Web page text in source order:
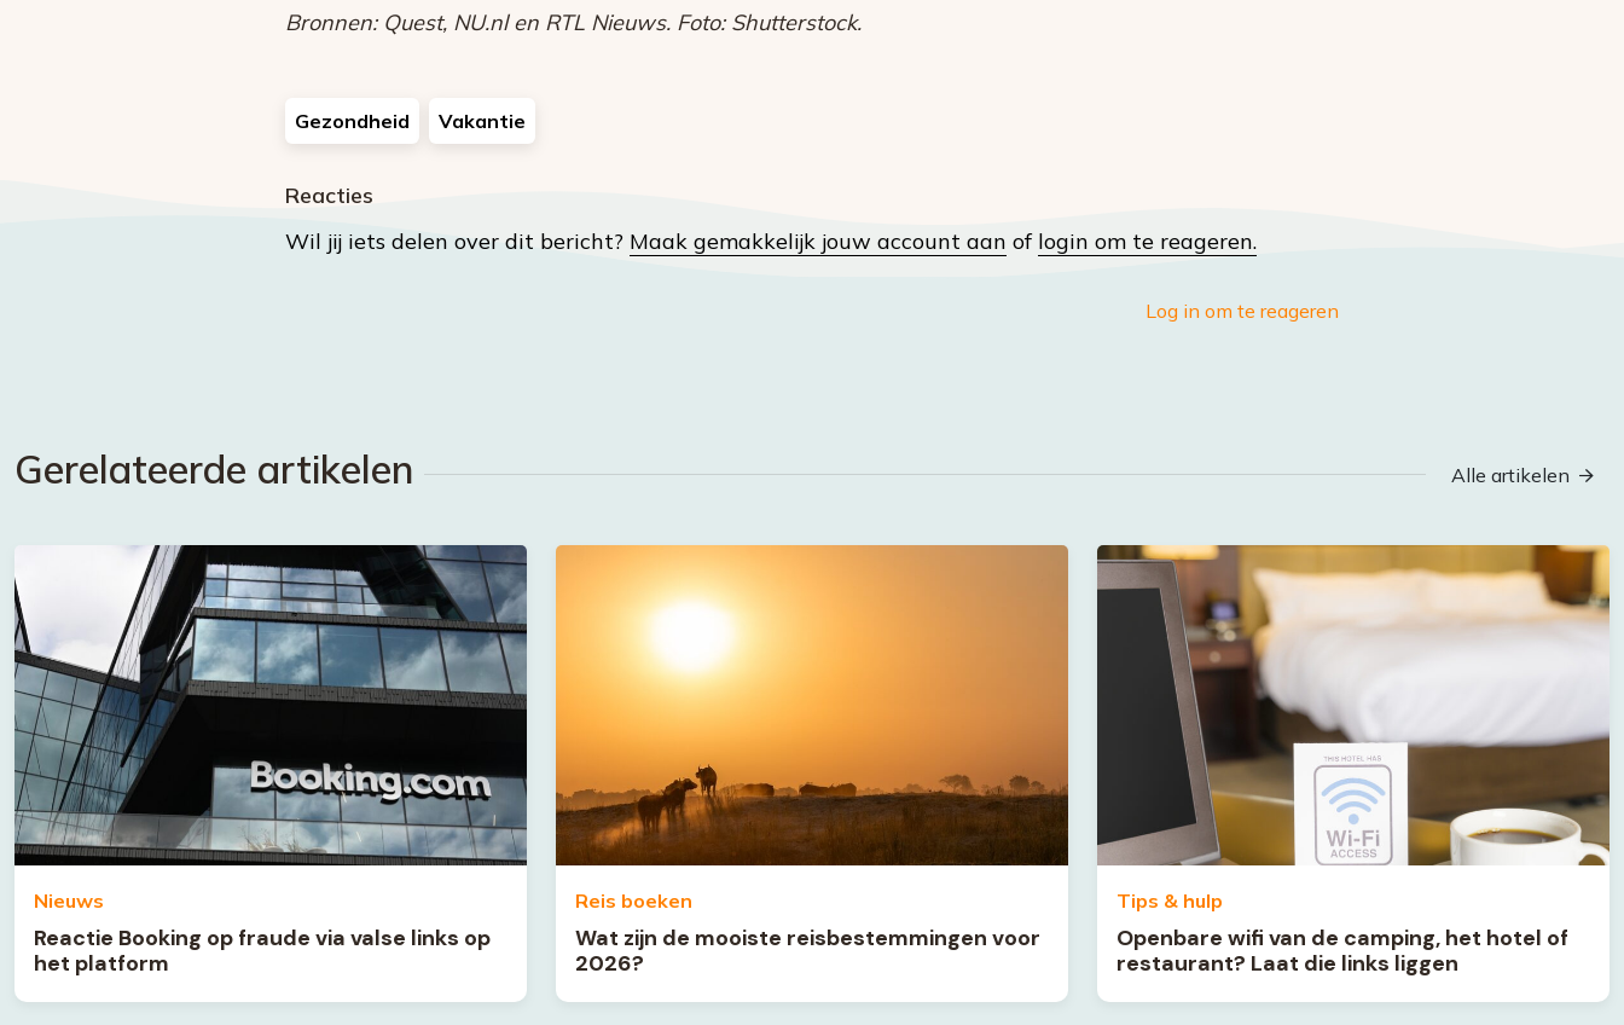
Bronnen: Quest, NU.nl en RTL Nieuws. Foto: Shutterstock.
Gezondheid Vakantie
Reacties
Wil jij iets delen over dit bericht? Maak gemakkelijk jouw account aan of login om te reageren.
Log in om te reageren
Gerelateerde artikelen Alle artikelen
Nieuws
Reactie Booking op fraude via valse links op
het platform
Reis boeken
Wat zijn de mooiste reisbestemmingen voor
2026?
Tips & hulp
Openbare wifi van de camping, het hotel of
restaurant? Laat die links liggen